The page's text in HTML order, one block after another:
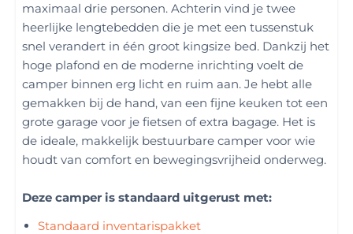
maximaal drie personen. Achterin vind je twee
heerlijke lengtebedden die je met een tussenstuk
snel verandert in één groot kingsize bed. Dankzij het
hoge plafond en de moderne inrichting voelt de
camper binnen erg licht en ruim aan. Je hebt alle
gemakken bij de hand, van een fijne keuken tot een
grote garage voor je fietsen of extra bagage. Het is
de ideale, makkelijk bestuurbare camper voor wie
houdt van comfort en bewegingsvrijheid onderweg.
Deze camper is standaard uitgerust met:
Standaard inventarispakket